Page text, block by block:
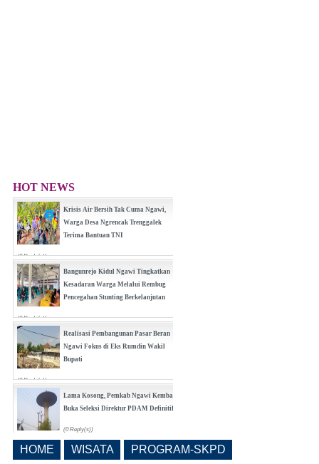
HOT NEWS
Krisis Air Bersih Tak Cuma Ngawi,
Warga Desa Ngrencak Trenggalek
Terima Bantuan TNI
(0 Reply(s))
Bangunrejo Kidul Ngawi Tingkatkan
Kesadaran Warga Melalui Rembug
Pencegahan Stunting Berkelanjutan
(0 Reply(s))
Realisasi Pembangunan Pasar Beran
Ngawi Fokus di Eks Rumdin Wakil
Bupati
(0 Reply(s))
Lama Kosong, Pemkab Ngawi Kembali
Buka Seleksi Direktur PDAM Definitif
(0 Reply(s))
HOME WISATA PROGRAM-SKPD